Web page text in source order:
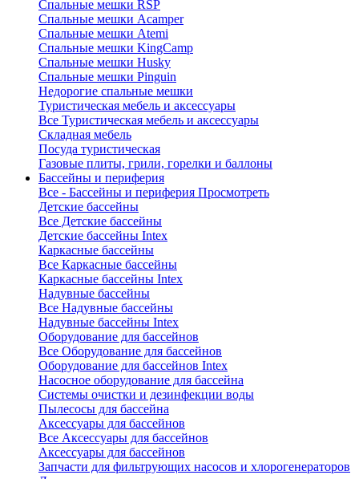
Спальные мешки RSP
Спальные мешки Acamper
Спальные мешки Atemi
Спальные мешки KingCamp
Спальные мешки Husky
Спальные мешки Pinguin
Недорогие спальные мешки
Туристическая мебель и аксессуары
Все Туристическая мебель и аксессуары
Складная мебель
Посуда туристическая
Газовые плиты, грили, горелки и баллоны
Бассейны и периферия
Все - Бассейны и периферия Просмотреть
Детские бассейны
Все Детские бассейны
Детские бассейны Intex
Каркасные бассейны
Все Каркасные бассейны
Каркасные бассейны Intex
Надувные бассейны
Все Надувные бассейны
Надувные бассейны Intex
Оборудование для бассейнов
Все Оборудование для бассейнов
Оборудование для бассейнов Intex
Насосное оборудование для бассейна
Системы очистки и дезинфекции воды
Пылесосы для бассейна
Аксессуары для бассейнов
Все Аксессуары для бассейнов
Аксессуары для бассейнов
Запчасти для фильтрующих насосов и хлорогенераторов